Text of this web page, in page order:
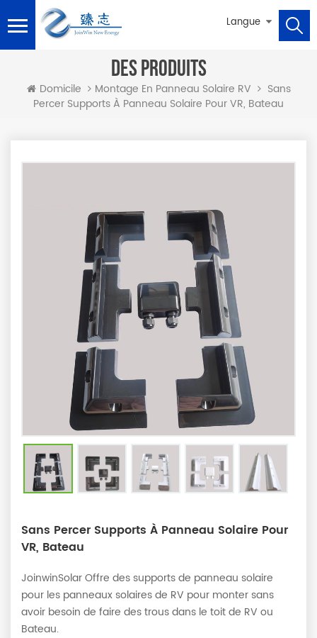
Langue
DES PRODUITS
Domicile Montage En Panneau Solaire RV
Sans
Percer Supports À Panneau Solaire Pour VR, Bateau
Sans Percer Supports À Panneau Solaire Pour
VR, Bateau
JoinwinSolar Offre des supports de panneau solaire
pour les panneaux solaires de RV pour monter sans
avoir besoin de faire des trous dans le toit de RV ou
Bateau.